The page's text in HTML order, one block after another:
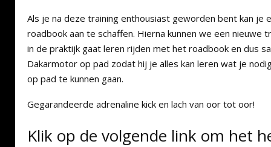
Als je na deze training enthousiast geworden bent kan je
roadbook aan te schaffen. Hierna kunnen we een nieuwe
in de praktijk gaat leren rijden met het roadbook en dus
Dakarmotor op pad zodat hij je alles kan leren wat je
op pad te kunnen gaan.
Gegarandeerde adrenaline kick en lach van oor tot oor!
Klik op de volgende link om het